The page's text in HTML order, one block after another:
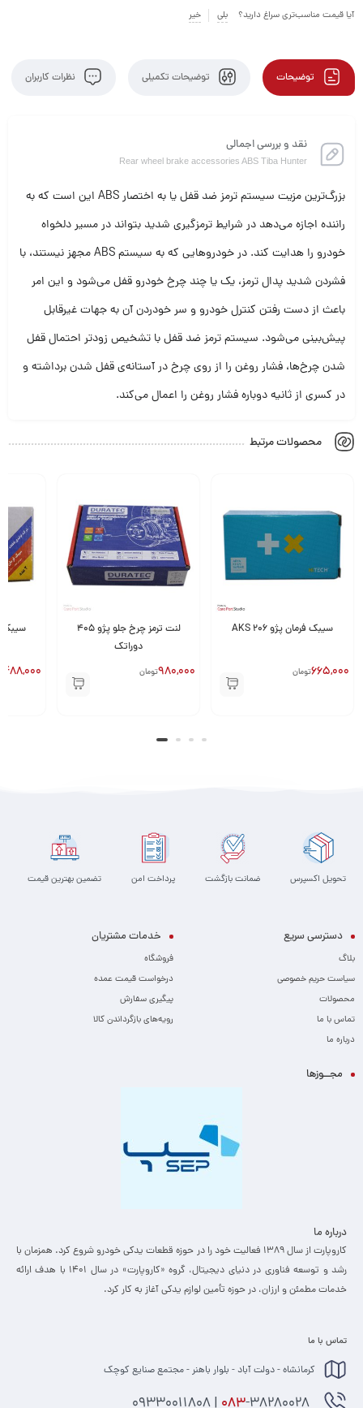
آیا قیمت مناسب‌تری سراغ دارید؟ بلی خیر
توضیحات توضیحات تکمیلی نظرات کاربران
نقد و بررسی اجمالی
Rear wheel brake accessories ABS Tiba Hunter
بزرگ‌ترین مزیت سیستم ترمز ضد قفل یا به اختصار ABS این است که به
راننده اجازه می‌دهد در شرایط ترمزگیری شدید بتواند در مسیر دلخواه
خودرو را هدایت کند. در خودروهایی که به سیستم ABS مجهز نیستند، با
فشردن شدید پدال ترمز، یک یا چند چرخ خودرو قفل می‌شود و این امر
باعث از دست رفتن کنترل خودرو و سر خودردن آن به جهات غیرقابل
پیش‌بینی می‌شود. سیستم ترمز ضد قفل با تشخیص زودتر احتمال قفل
شدن چرخ‌ها، فشار روغن را از روی چرخ در آستانه‌ی قفل شدن برداشته و
در کسری از ثانیه دوباره فشار روغن را اعمال می‌کند.
محصولات مرتبط
980,000
سیبک فرمان پراید لاهیجان
1,488,000
تحویل اکسپرس ضمانت بازگشت پرداخت امن تضمین بهترین قیمت
دسترسی سریع
بلاگ
سیاست حریم خصوصی
محصولات
تماس با ما
درباره ما
خدمات مشتریان
فروشگاه
درخواست قیمت عمده
پیگیری سفارش
رویه‌های بازگرداندن کالا
مجــوزها
درباره ما
کاروپارت از سال ۱۳۸۹ فعالیت خود را در حوزه قطعات یدکی خودرو شروع کرد. همزمان با
رشد و توسعه فناوری در دنیای دیجیتال، گروه «کاروپارت» در سال ۱۴۰۱ با هدف ارائه
خدمات مطمئن و ارزان، ­در حوزه تأمین لوازم یدکی آغاز به کار کرد.
تماس با ما
کرمانشاه - دولت آباد - بلوار باهنر - مجتمع صنایع کوچک